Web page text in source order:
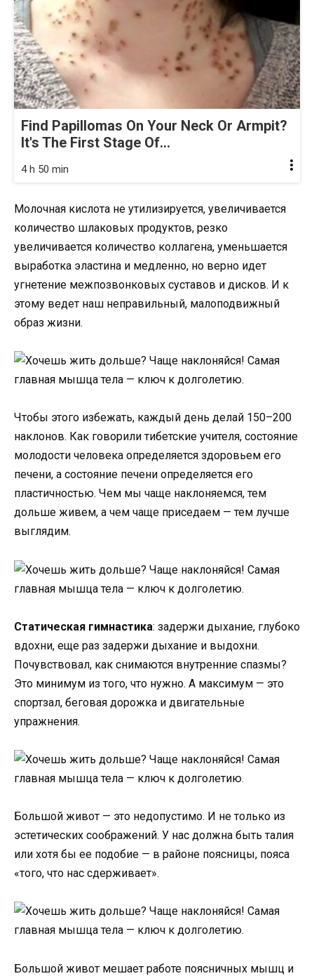
Find Papillomas On Your Neck Or Armpit?
It's The First Stage Of...
4 h 50 min
Молочная кислота не утилизируется, увеличивается
количество шлаковых продуктов, резко
увеличивается количество коллагена, уменьшается
выработка эластина и медленно, но верно идет
угнетение межпозвонковых суставов и дисков. И к
этому ведет наш неправильный, малоподвижный
образ жизни.
Чтобы этого избежать, каждый день делай 150–200
наклонов. Как говорили тибетские учителя, состояние
молодости человека определяется здоровьем его
печени, а состояние печени определяется его
пластичностью. Чем мы чаще наклоняемся, тем
дольше живем, а чем чаще приседаем — тем лучше
выглядим.
Статическая гимнастика: задержи дыхание, глубоко
вдохни, еще раз задержи дыхание и выдохни.
Почувствовал, как снимаются внутренние спазмы?
Это минимум из того, что нужно. А максимум — это
спортзал, беговая дорожка и двигательные
упражнения.
Большой живот — это недопустимо. И не только из
эстетических соображений. У нас должна быть талия
или хотя бы ее подобие — в районе поясницы, пояса
«того, что нас сдерживает».
Большой живот мешает работе поясничных мышц и